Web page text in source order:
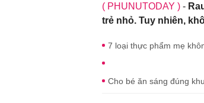
( PHUNUTODAY ) -
trẻ nhỏ. Tuy nhiên,
7 loại thực phẩm mẹ
Cho bé ăn sáng đúng